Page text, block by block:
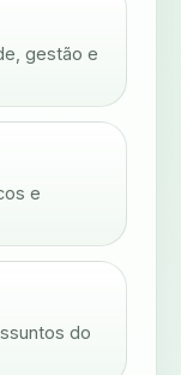
gestão e
e
do